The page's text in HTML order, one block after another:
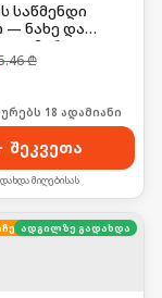
საწმენდი
— ნახე და
მარტივად
₾
ში იყიდა 24-მა
შეკვეთა
მიღებისას
ხალხის არჩევანი
ადგილზე გადახდა